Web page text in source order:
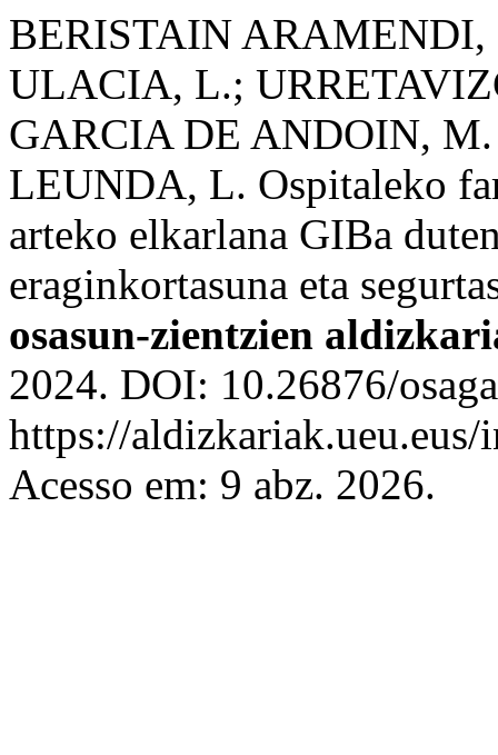
BERISTAIN
ULACIA, L.;
GARCIA DE ANDOIN,
LEUNDA, L. Ospitaleko
arteko elkarlana GIBa
eraginkortasuna eta
osasun-zientzien
2024. DOI: 10.26876/
https://
Acesso em: 9 abz. 2026.